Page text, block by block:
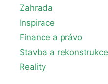
Zahrada
Inspirace
Finance a právo
Stavba a rekonstrukce
Reality